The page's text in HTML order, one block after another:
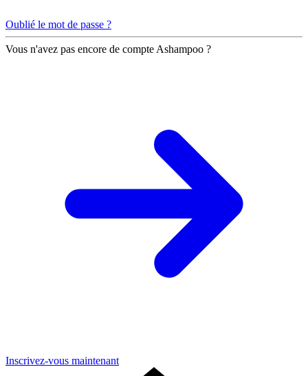
Oublié le mot de passe ?
Vous n'avez pas encore de compte Ashampoo ?
Inscrivez-vous maintenant